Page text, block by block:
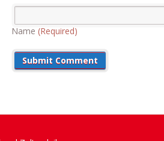
Name(Required)